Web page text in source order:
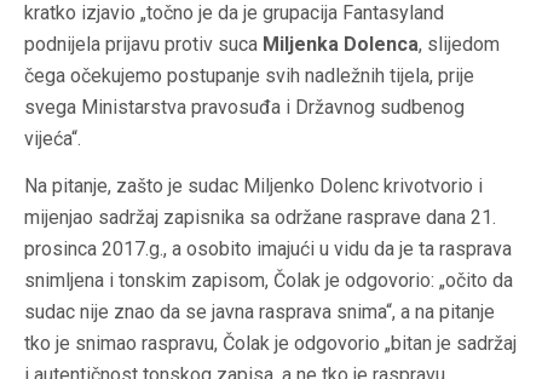
kratko izjavio „točno je da je grupacija Fantasyland
podnijela prijavu protiv suca Miljenka Dolenca, slijedom
čega očekujemo postupanje svih nadležnih tijela, prije
svega Ministarstva pravosuđa i Državnog sudbenog
vijeća“.
Na pitanje, zašto je sudac Miljenko Dolenc krivotvorio i
mijenjao sadržaj zapisnika sa održane rasprave dana 21.
prosinca 2017.g., a osobito imajući u vidu da je ta rasprava
snimljena i tonskim zapisom, Čolak je odgovorio: „očito da
sudac nije znao da se javna rasprava snima“, a na pitanje
tko je snimao raspravu, Čolak je odgovorio „bitan je sadržaj